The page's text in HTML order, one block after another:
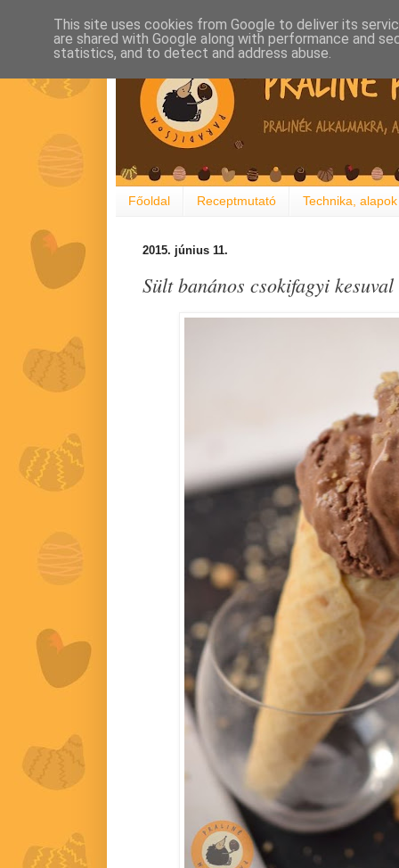
Főoldal Receptmutató Technika, alapok
2015. június 11.
Sült banános csokifagyi
This site uses cookies from Google to deliver its
are shared with Google along with performance and
statistics, and to detect and address abuse.